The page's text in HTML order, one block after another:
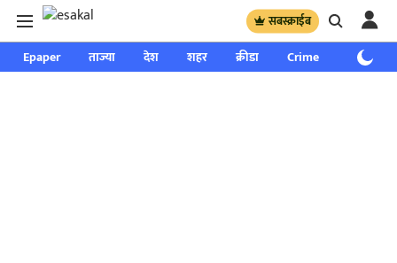
सबस्क्राईब
Epaper ताज्या देश शहर क्रीडा Crime साप्ताहिक